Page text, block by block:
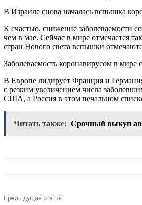
В Израиле снова началась вспышка
К счастью, снижение заболеваемости
чем в мае. Сейчас в мире отмечается
стран Нового света вспышки
Заболеваемость коронавирусом в мире
В Европе лидирует Франция и
с резким увеличением числа
США, а Россия в этом печальном
Читать также: Срочный выкуп
Предыдущая статья